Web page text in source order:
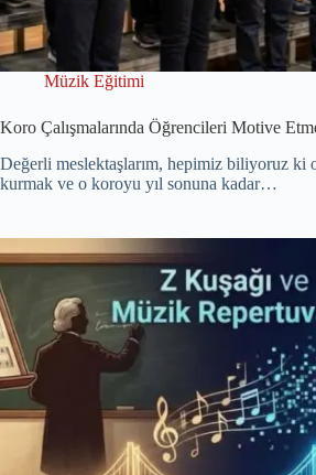
Müzik Eğitimi
Koro Çalışmalarında Öğrencileri Motive
Değerli meslektaşlarım, hepimiz biliyoruz ki
kurmak ve o koroyu yıl sonuna kadar…